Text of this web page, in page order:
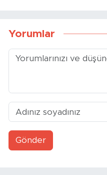
Yorumlar
Gönder